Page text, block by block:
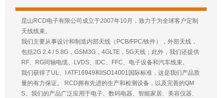
昆山RCD电子有限公司成立于2007年10月，致力于为全球客户定制
天线线束。
我们主要从事设计和制造内部天线（PCB/FPC/铁件），外部天线，
包括2G 2.4 / 5.8G，GSM3G，4GLTE，5G天线；此外，我们还提供
RF、RG同轴电缆、LVDS、IDC、FFC、电子设备和汽车线束。
我们获得了UL、I ATF16949和ISO14001国际标准，这是我们产品质
量的有力保证。 RCD拥有先进的生产和检测设备，以及完善的QM
S。我们的产品广泛应用于电子、数码电器、智能家居、美容仪器、